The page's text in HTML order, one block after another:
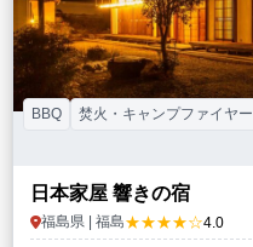
日本家屋 響きの宿
福島県 | 福島★★★★☆4.0
BBQ 焚火・キャンプファイヤー